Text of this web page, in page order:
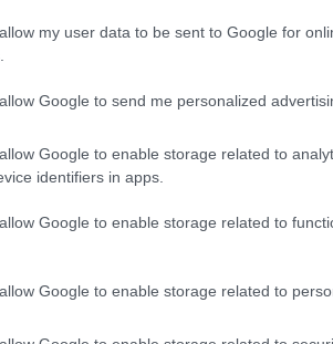
my user data to be sent to Google for
Google to send me personalized
Google to enable storage related to
identifiers in apps.
Google to enable storage related to
Google to enable storage related to